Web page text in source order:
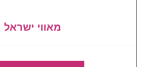
מאווי ישראל